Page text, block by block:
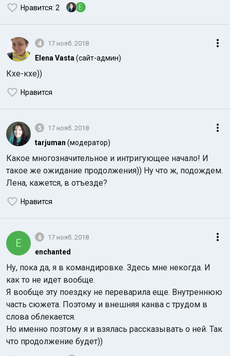
Нравится: 2 E
4 17 нояб. 2018
Elena Vasta (сайт-админ)
Кхе-кхе))
Нравится
5 17 нояб. 2018
tarjuman (модератор)
Какое многозначительное и интригующее начало! И
такое же ожидание продолжения)) Ну что ж, подождем.
Лена, кажется, в отъезде?
Нравится
E 6 17 нояб. 2018
enchanted
Ну, пока да, я в командировке. Здесь мне некогда. И
как то не идет вообще.
Я вообще эту поездку не переварила еще. Внутреннюю
часть сюжета. Поэтому и внешняя канва с трудом в
слова облекается.
Но именно поэтому я и взялась рассказывать о ней. Так
что продолжение будет))